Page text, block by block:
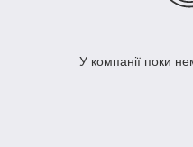
У компанії поки